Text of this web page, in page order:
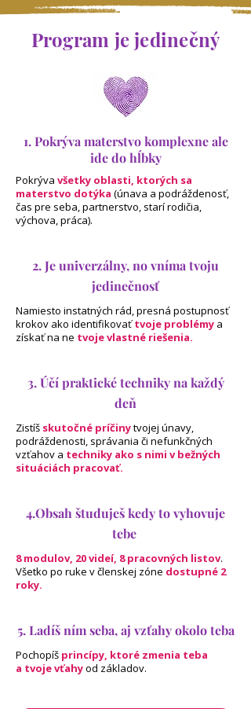
Program je jedinečný
1. Pokrýva materstvo komplexne ale
ide do hĺbky
Pokrýva všetky oblasti, ktorých sa
materstvo dotýka (únava a podráždenosť,
čas pre seba, partnerstvo, starí rodičia,
výchova, práca).
2. Je univerzálny, no vníma tvoju
jedinečnosť
Namiesto instatných rád, presná postupnosť
krokov ako identifikovaťtvoje problémy a
získať na ne tvoje vlastné riešenia.
3. Účí praktické techniky na každý
deň
Zistíš skutočné príčinytvojej únavy,
podráždenosti, správania či nefunkčných
vzťahov a techniky ako s nimi v bežných
situáciách pracovať.
4.Obsah študuješ kedy to vyhovuje
tebe
8 modulov, 20 videí, 8 pracovných listov.
Všetko po ruke v členskej zóne dostupné 2
roky.
5. Ladíš ním seba, aj vzťahy okolo teba
Pochopíš princípy, ktoré zmenia teba
a tvoje vťahyod základov.